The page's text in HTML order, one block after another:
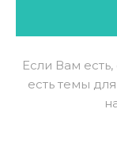
Если Вам
есть темы